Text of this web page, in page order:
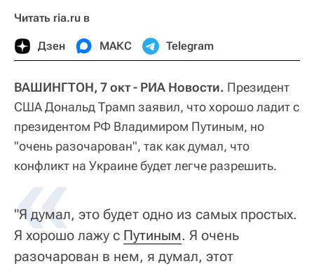
Читать ria.ru в
Дзен МАКС Telegram
ВАШИНГТОН, 7 окт - РИА Новости. Президент
США Дональд Трамп заявил, что хорошо ладит с
президентом РФ Владимиром Путиным, но
"очень разочарован", так как думал, что
конфликт на Украине будет легче разрешить.
«
"Я думал, это будет одно из самых простых.
Я хорошо лажу с Путиным. Я очень
разочарован в нем, я думал, этот